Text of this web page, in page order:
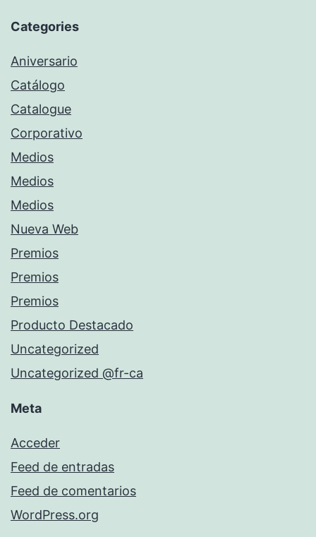
Categories
Aniversario
Catálogo
Catalogue
Corporativo
Medios
Medios
Medios
Nueva Web
Premios
Premios
Premios
Producto Destacado
Uncategorized
Uncategorized @fr-ca
Meta
Acceder
Feed de entradas
Feed de comentarios
WordPress.org